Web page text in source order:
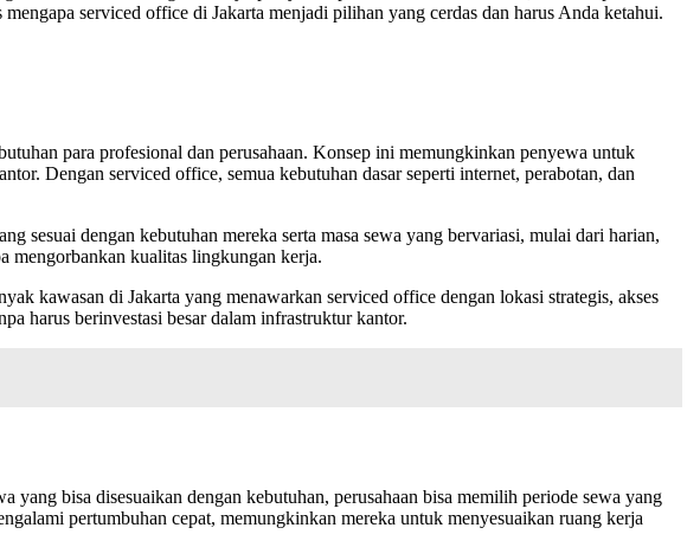
serviced office di Jakarta menjadi pilihan yang cerdas dan harus Anda ketahui.
para profesional dan perusahaan. Konsep ini memungkinkan penyewa untuk
Dengan serviced office, semua kebutuhan dasar seperti internet, perabotan, dan
sesuai dengan kebutuhan mereka serta masa sewa yang bervariasi, mulai dari harian,
mengorbankan kualitas lingkungan kerja.
kawasan di Jakarta yang menawarkan serviced office dengan lokasi strategis, akses
harus berinvestasi besar dalam infrastruktur kantor.
bisa disesuaikan dengan kebutuhan, perusahaan bisa memilih periode sewa yang
pertumbuhan cepat, memungkinkan mereka untuk menyesuaikan ruang kerja